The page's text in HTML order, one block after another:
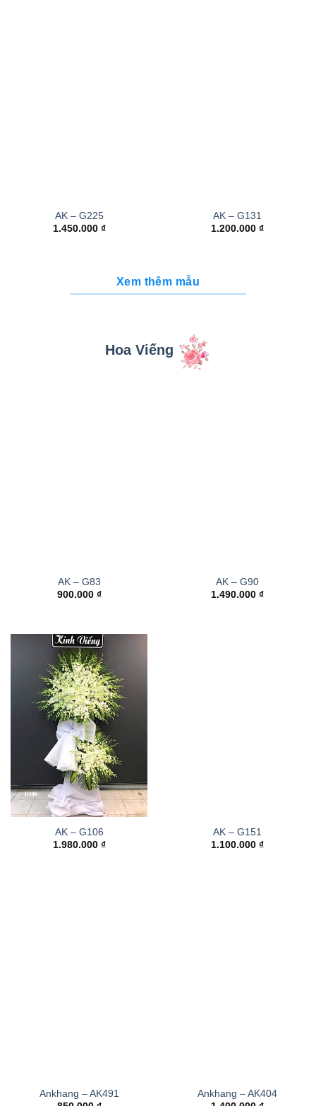
AK – G225
1.450.000 ₫
AK – G131
1.200.000 ₫
Xem thêm mẫu
Hoa Viếng
AK – G83
900.000 ₫
AK – G90
1.490.000 ₫
AK – G106
1.980.000 ₫
AK – G151
1.100.000 ₫
Ankhang – AK491
Ankhang – AK404